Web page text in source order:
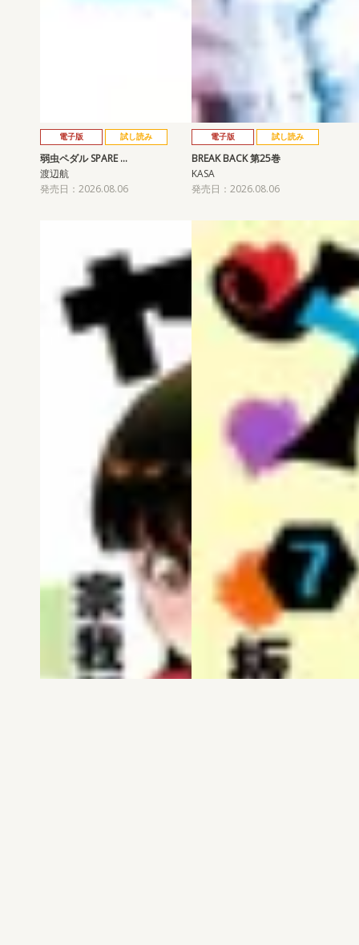
電子版 試し読み
弱虫ペダル SPARE …
渡辺航
発売日：2026.08.06
電子版 試し読み
BREAK BACK 第25巻
KASA
発売日：2026.08.06